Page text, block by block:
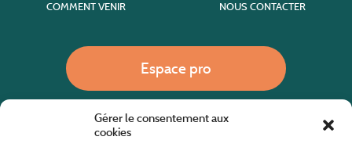
Gérer le consentement aux
cookies
COMMENT VENIR NOUS CONTACTER
Espace pro